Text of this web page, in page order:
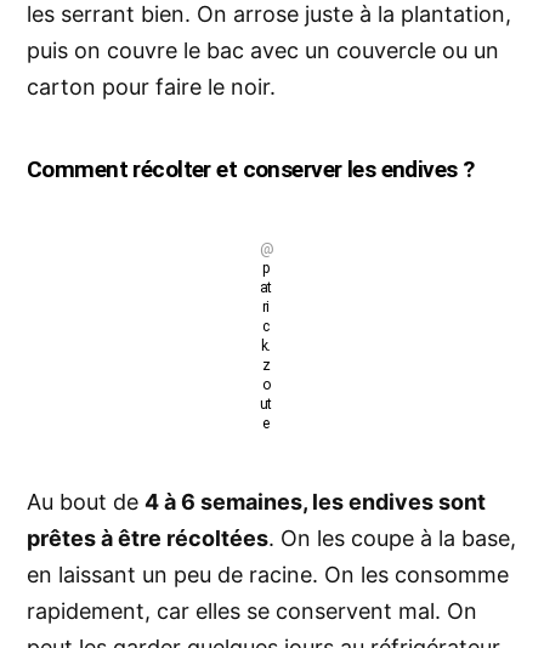
les serrant bien. On arrose juste à la plantation,
puis on couvre le bac avec un couvercle ou un
carton pour faire le noir.
Comment récolter et conserver les endives ?
@
p
at
ri
c
k.
z
o
ut
e
Au bout de 4 à 6 semaines, les endives sont
prêtes à être récoltées. On les coupe à la base,
en laissant un peu de racine. On les consomme
rapidement, car elles se conservent mal. On